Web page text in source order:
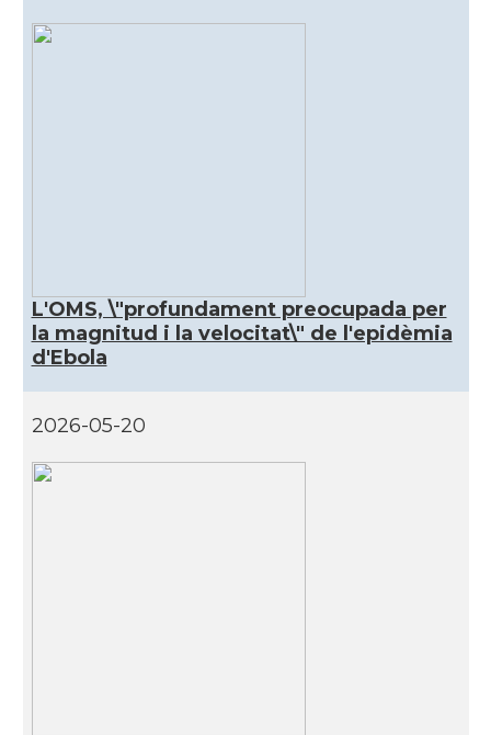
L'OMS, \"profundament preocupada per
la magnitud i la velocitat\" de l'epidèmia
d'Ebola
2026-05-20